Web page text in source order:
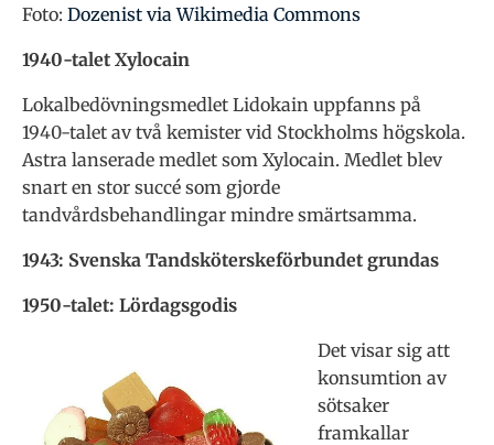
Foto: Dozenist via Wikimedia Commons
1940-talet Xylocain
Lokalbedövningsmedlet Lidokain uppfanns på
1940-talet av två kemister vid Stockholms högskola.
Astra lanserade medlet som Xylocain. Medlet blev
snart en stor succé som gjorde
tandvårdsbehandlingar mindre smärtsamma.
1943: Svenska Tandsköterskeförbundet grundas
1950-talet: Lördagsgodis
Det visar sig att
konsumtion av
sötsaker
framkallar